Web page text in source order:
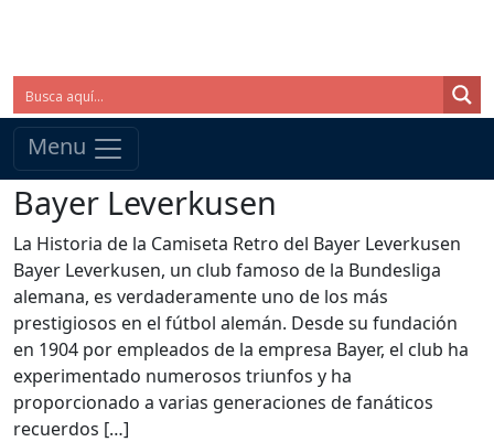
Menu
Bayer Leverkusen
La Historia de la Camiseta Retro del Bayer Leverkusen
Bayer Leverkusen, un club famoso de la Bundesliga
alemana, es verdaderamente uno de los más
prestigiosos en el fútbol alemán. Desde su fundación
en 1904 por empleados de la empresa Bayer, el club ha
experimentado numerosos triunfos y ha
proporcionado a varias generaciones de fanáticos
recuerdos […]